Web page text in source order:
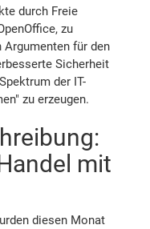
durch Freie
zu
Argumenten für den
Sicherheit
der IT-
zu erzeugen.
mit
diesen Monat